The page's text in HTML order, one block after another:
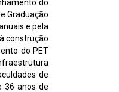
do
Graduação
e pela
construção
do PET
de
36 anos de